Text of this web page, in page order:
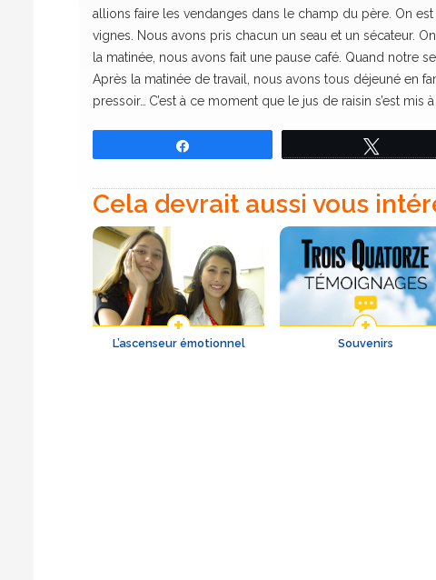
allions faire les vendanges dans le champ du père. On
vignes. Nous avons pris chacun un seau et un sécateur.
la matinée, nous avons fait une pause café. Quand notre
Après la matinée de travail, nous avons tous déjeuné en
pressoir… C’est à ce moment que le jus de raisin s’est
Cela devrait aussi vous
L’ascenseur émotionnel Souvenirs